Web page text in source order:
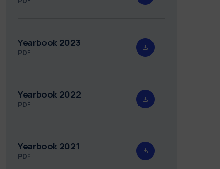
Yearbook 2023
PDF
Yearbook 2022
PDF
Yearbook 2021
PDF